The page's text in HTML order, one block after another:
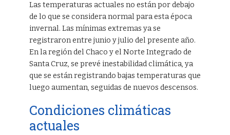
Las temperaturas actuales no están por debajo
de lo que se considera normal para esta época
invernal. Las mínimas extremas ya se
registraron entre junio y julio del presente año.
En la región del Chaco y el Norte Integrado de
Santa Cruz, se prevé inestabilidad climática, ya
que se están registrando bajas temperaturas que
luego aumentan, seguidas de nuevos descensos.
Condiciones climáticas
actuales